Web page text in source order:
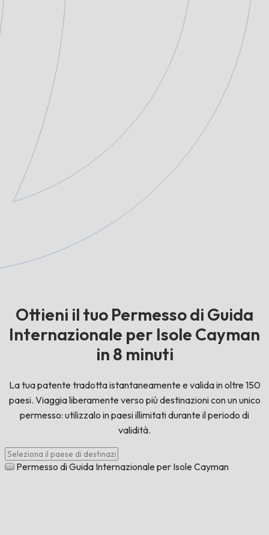
Ottieni il tuo Permesso di Guida
Internazionale per Isole Cayman
in 8 minuti
La tua patente tradotta istantaneamente e valida in oltre 150
paesi. Viaggia liberamente verso più destinazioni con un unico
permesso: utilizzalo in paesi illimitati durante il periodo di
validità.
Permesso di Guida Internazionale per Isole Cayman